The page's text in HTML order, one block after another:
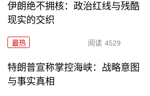
伊朗绝不拥核：政治红线与残酷
现实的交织
最热 阅读 4529
特朗普宣称掌控海峡：战略意图
与事实真相